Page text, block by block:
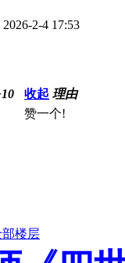
2-4 17:53
收起 理由
赞一个!
部楼层